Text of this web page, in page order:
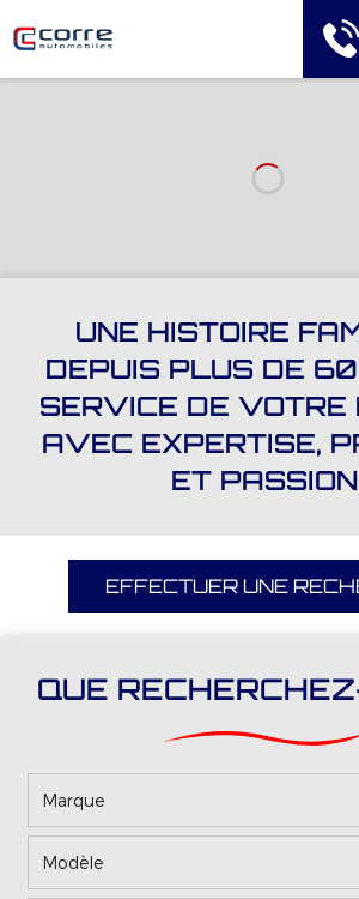
UNE HISTOIRE
DEPUIS PLUS DE
SERVICE DE VOTRE
AVEC EXPERTISE,
ET
EFFECTUER UNE
QUE
*